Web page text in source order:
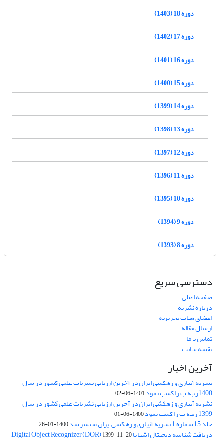
دوره 18 (1403)
دوره 17 (1402)
دوره 16 (1401)
دوره 15 (1400)
دوره 14 (1399)
دوره 13 (1398)
دوره 12 (1397)
دوره 11 (1396)
دوره 10 (1395)
دوره 9 (1394)
دوره 8 (1393)
دسترسی سریع
صفحه اصلی
درباره نشریه
اعضای هیات تحریریه
ارسال مقاله
تماس با ما
نقشه سایت
آخرین اخبار
نشریه آبیاری و زهکشی ایران در آخرین ارزیابی نشریات علمی کشور در سال
1400رتبه ب را کسب نمود 1401-06-02
نشریه آبیاری و زهکشی ایران در آخرین ارزیابی نشریات علمی کشور در سال
1399 رتبه ب را کسب نمود 1400-06-01
جلد 15 شماره 1 نشریه آبیاری و زهکشی ایران منتشر شد 1400-01-26
دریافت شناسه دیجیتال اشیا یا Digital Object Recognizer (DOR)1399-11-20